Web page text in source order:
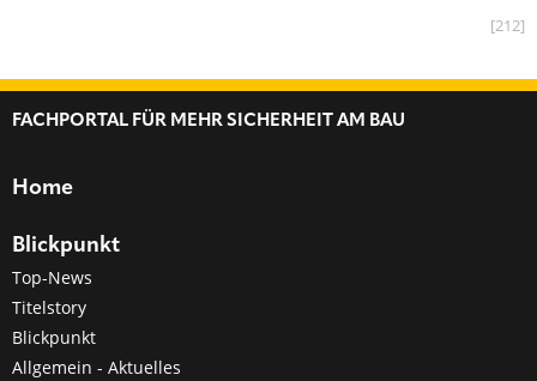
[212]
FACHPORTAL FÜR MEHR SICHERHEIT AM BAU
Home
Blickpunkt
Top-News
Titelstory
Blickpunkt
Allgemein - Aktuelles